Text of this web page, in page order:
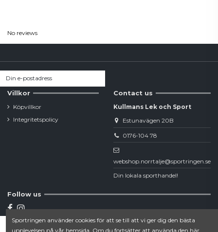
No reviews
Villkor
Köpvillkor
Integritetspolicy
Contact us
Kullmans Lek och Sport
Estunavägen 20B
0176-104 78
webshop.norrtalje@sportringen.se
Din lokala sporthandel!
Follow us
Newsletter
Sportringen använder cookies för att se till att vi ger dig den bästa
upplevelsen på vår hemsida. Om du fortsätter att använda den här